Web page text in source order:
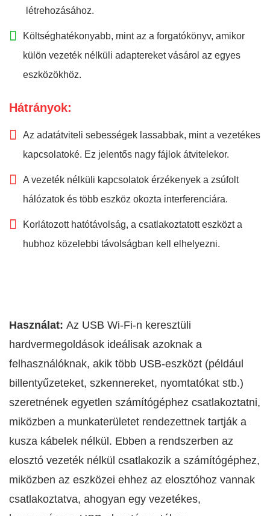
létrehozásához.
Költséghatékonyabb, mint az a forgatókönyv, amikor
külön vezeték nélküli adaptereket vásárol az egyes
eszközökhöz.
Hátrányok:
Az adatátviteli sebességek lassabbak, mint a vezetékes
kapcsolatoké. Ez jelentős nagy fájlok átvitelekor.
A vezeték nélküli kapcsolatok érzékenyek a zsúfolt
hálózatok és több eszköz okozta interferenciára.
Korlátozott hatótávolság, a csatlakoztatott eszközt a
hubhoz közelebbi távolságban kell elhelyezni.
Használat: Az USB Wi-Fi-n keresztüli
hardvermegoldások ideálisak azoknak a
felhasználóknak, akik több USB-eszközt (például
billentyűzeteket, szkennereket, nyomtatókat stb.)
szeretnének egyetlen számítógéphez csatlakoztatni,
miközben a munkaterületet rendezettnek tartják a
kusza kábelek nélkül. Ebben a rendszerben az
elosztó vezeték nélkül csatlakozik a számítógéphez,
miközben az eszközei ehhez az elosztóhoz vannak
csatlakoztatva, ahogyan egy vezetékes,